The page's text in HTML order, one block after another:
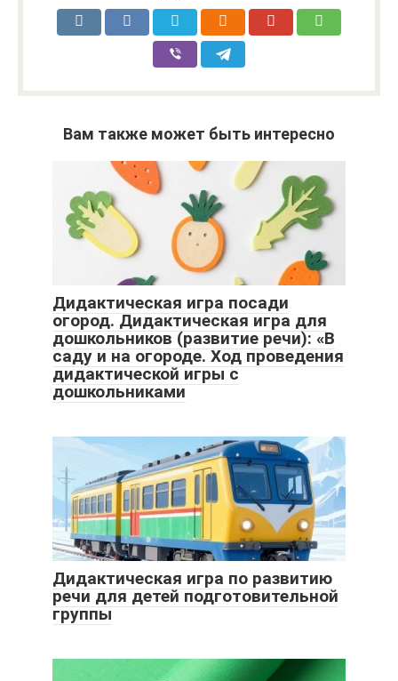
Вам также может быть интересно
Дидактическая игра посади
огород. Дидактическая игра для
дошкольников (развитие речи): «В
саду и на огороде. Ход проведения
дидактической игры с
дошкольниками
Дидактическая игра по развитию
речи для детей подготовительной
группы